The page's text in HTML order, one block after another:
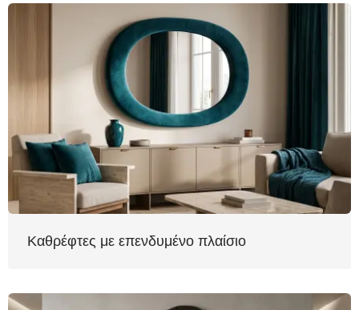
Καθρέφτες με επενδυμένο πλαίσιο